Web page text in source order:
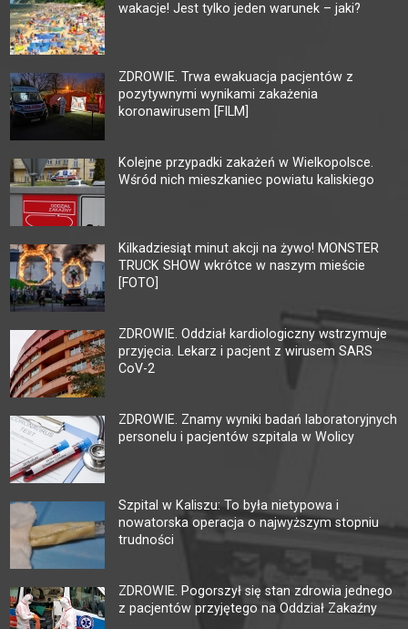
wakacje! Jest tylko jeden warunek – jaki?
ZDROWIE. Trwa ewakuacja pacjentów z
pozytywnymi wynikami zakażenia
koronawirusem [FILM]
Kolejne przypadki zakażeń w Wielkopolsce.
Wśród nich mieszkaniec powiatu kaliskiego
Kilkadziesiąt minut akcji na żywo! MONSTER
TRUCK SHOW wkrótce w naszym mieście
[FOTO]
ZDROWIE. Oddział kardiologiczny wstrzymuje
przyjęcia. Lekarz i pacjent z wirusem SARS
CoV-2
ZDROWIE. Znamy wyniki badań laboratoryjnych
personelu i pacjentów szpitala w Wolicy
Szpital w Kaliszu: To była nietypowa i
nowatorska operacja o najwyższym stopniu
trudności
ZDROWIE. Pogorszył się stan zdrowia jednego
z pacjentów przyjętego na Oddział Zakaźny